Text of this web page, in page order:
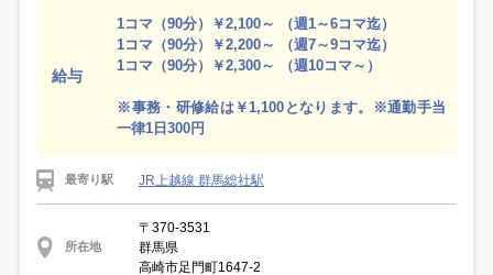
給与
1コマ（90分）￥2,100～ （週1～6コマ迄）
1コマ（90分）￥2,200～ （週7～9コマ迄）
1コマ（90分）￥2,300～ （週10コマ～）
※事務・研修給は￥1,100となります。※通勤手当
一律1日300円
最寄り駅 JR上越線 群馬総社駅
所在地
〒370-3531
群馬県
高崎市足門町1647-2